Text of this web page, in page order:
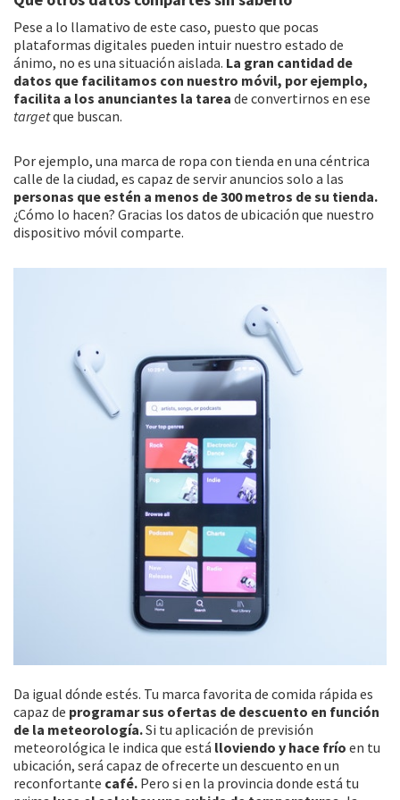
Pese a lo llamativo de este caso, puesto que pocas
plataformas digitales pueden intuir nuestro estado de
ánimo, no es una situación aislada. La gran cantidad de
datos que facilitamos con nuestro móvil, por ejemplo,
facilita a los anunciantes la tarea de convertirnos en ese
targetque buscan.
Por ejemplo, una marca de ropa con tienda en una céntrica
calle de la ciudad, es capaz de servir anuncios solo a las
personas que estén a menos de 300 metros de su tienda.
¿Cómo lo hacen? Gracias los datos de ubicación que nuestro
dispositivo móvil comparte.
Da igual dónde estés. Tu marca favorita de comida rápida es
capaz de programar sus ofertas de descuento en función
de la meteorología.Si tu aplicación de previsión
meteorológica le indica que está lloviendo y hace frío en tu
ubicación, será capaz de ofrecerte un descuento en un
reconfortante café. Pero si en la provincia donde está tu